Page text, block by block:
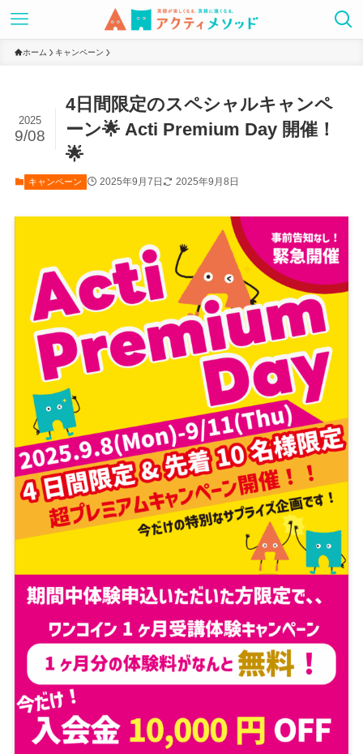
ホーム キャンペーン
4日間限定のスペシャルキャンペ
ーン🌟 Acti Premium Day 開催！
🌟
2025
9/08
キャンペーン 2025年9月7日 2025年9月8日